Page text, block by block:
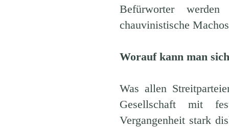
Befürworter
chauvinistische
Worauf kann man
Was allen
Gesellschaft mit
Vergangenheit stark